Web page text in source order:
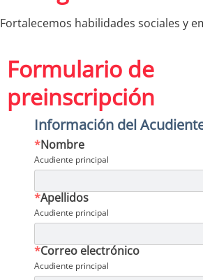
Fortalecemos habilidades sociales y
Formulario de
preinscripción
Información del
Nombre
*
Acudiente principal
Apellidos
*
Acudiente principal
Correo electrónico
*
Acudiente principal